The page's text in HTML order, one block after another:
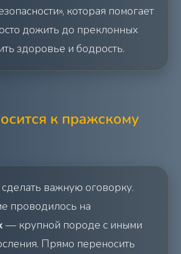
которая помогает
дожить до преклонных
здоровье и бодрость.
к пражскому
важную оговорку.
проводилось на
— крупной породе с иными
Прямо переносить